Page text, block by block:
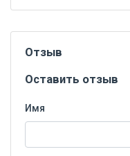
Отзыв
Оставить отзыв
Имя